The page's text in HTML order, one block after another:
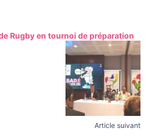
Rugby en tournoi de préparation
Article suivant